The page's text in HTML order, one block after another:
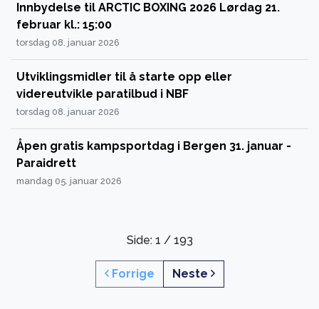
Innbydelse til ARCTIC BOXING 2026 Lørdag 21.
februar kl.: 15:00
torsdag 08. januar 2026
Utviklingsmidler til å starte opp eller
videreutvikle paratilbud i NBF
torsdag 08. januar 2026
Åpen gratis kampsportdag i Bergen 31. januar -
Paraidrett
mandag 05. januar 2026
Side: 1 / 193
Forrige Neste